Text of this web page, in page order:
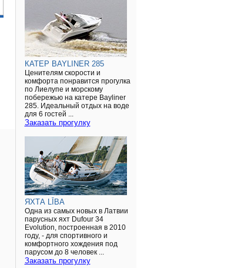
КАТЕР BAYLINER 285
Ценителям скорости и
комфорта понравится прогулка
по Лиелупе и морскому
побережью на катере Bayliner
285. Идеальный отдых на воде
для 6 гостей ...
Заказать прогулку
ЯХТА LĪBA
Одна из самых новых в Латвии
парусных яхт Dufour 34
Evolution, построенная в 2010
году, - для спортивного и
комфортного хождения под
парусом до 8 человек ...
Заказать прогулку